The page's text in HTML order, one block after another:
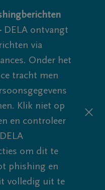
DELA ontvangt
via
Onder het
tracht men
Klik niet op
en controleer
om dit te
phishing en
volledig uit te